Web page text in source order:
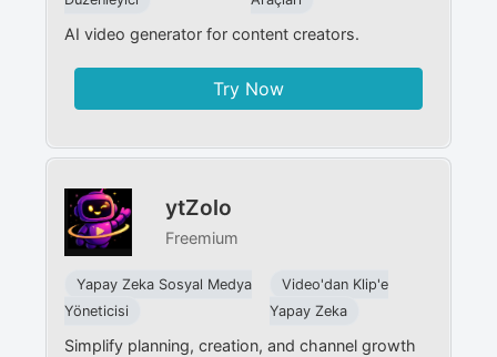
AI video generator for content creators.
Try Now
ytZolo
Freemium
Yapay Zeka Sosyal Medya
Yöneticisi
Video'dan Klip'e
Yapay Zeka
Simplify planning, creation, and channel growth